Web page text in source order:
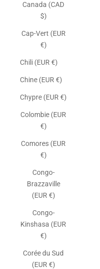
Canada (CAD
$)
Cap-Vert (EUR
€)
Chili (EUR €)
Chine (EUR €)
Chypre (EUR €)
Colombie (EUR
€)
Comores (EUR
€)
Congo-
Brazzaville
(EUR €)
Congo-
Kinshasa (EUR
€)
Corée du Sud
(EUR €)